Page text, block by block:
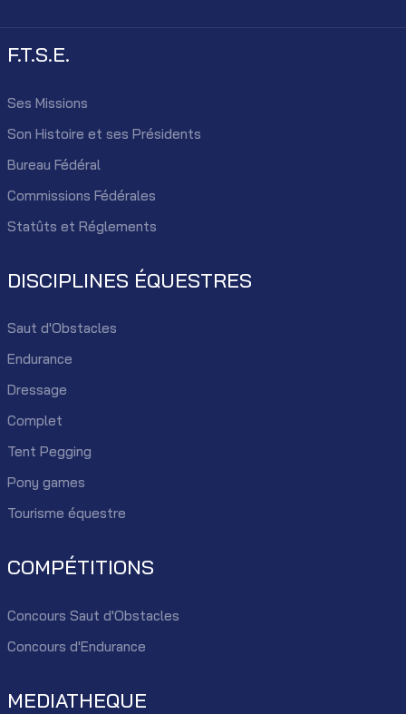
F.T.S.E.
Ses Missions
Son Histoire et ses Présidents
Bureau Fédéral
Commissions Fédérales
Statûts et Réglements
DISCIPLINES ÉQUESTRES
Saut d'Obstacles
Endurance
Dressage
Complet
Tent Pegging
Pony games
Tourisme équestre
COMPÉTITIONS
Concours Saut d'Obstacles
Concours d'Endurance
MEDIATHEQUE